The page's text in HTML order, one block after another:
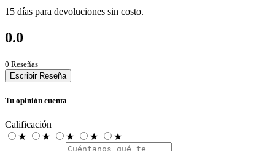
15 días para devoluciones sin costo.
0.0
0 Reseñas
Escribir Reseña
Tu opinión cuenta
Calificación
★
★ ★ ★ ★